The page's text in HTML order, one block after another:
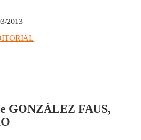
2013
GONZÁLEZ FAUS,